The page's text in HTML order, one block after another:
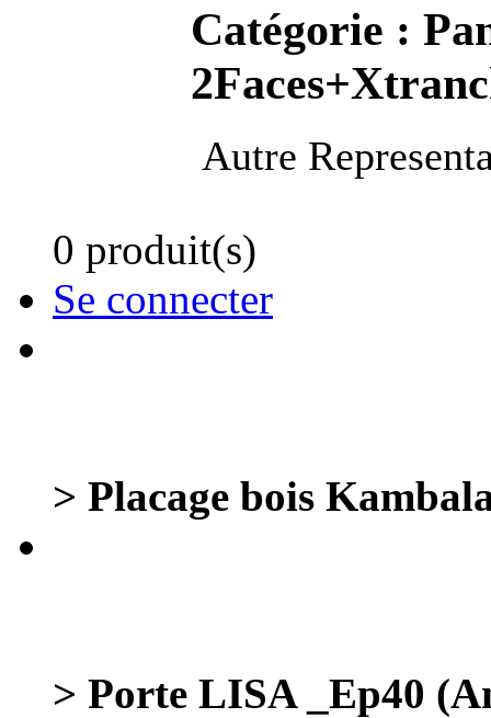
Catégorie :
Autre
0 produit(s)
Se connecter
> Placage bois
> Porte LISA _Ep40